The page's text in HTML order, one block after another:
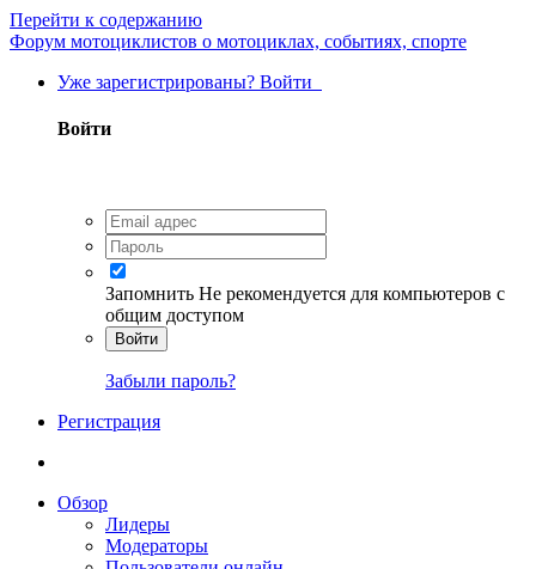
Перейти к содержанию
Форум мотоциклистов о мотоциклах, событиях, спорте
Уже зарегистрированы? Войти
Войти
Запомнить Не рекомендуется для компьютеров с
общим доступом
Войти
Забыли пароль?
Регистрация
Обзор
Лидеры
Модераторы